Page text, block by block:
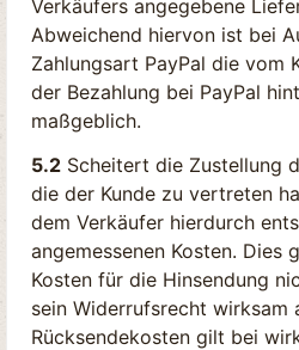
Verkäufers angegebene
Abweichend hiervon ist bei
Zahlungsart PayPal die vom
der Bezahlung bei PayPal
maßgeblich.
5.2 Scheitert die Zustellung
die der Kunde zu vertreten
dem Verkäufer hierdurch
angemessenen Kosten. Dies
Kosten für die Hinsendung
sein Widerrufsrecht wirksam
Rücksendekosten gilt bei